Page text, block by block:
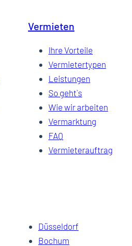
Vermieten
Ihre Vorteile
Vermietertypen
Leistungen
So geht`s
Wie wir arbeiten
Vermarktung
FAQ
Vermieterauftrag
Düsseldorf
Bochum